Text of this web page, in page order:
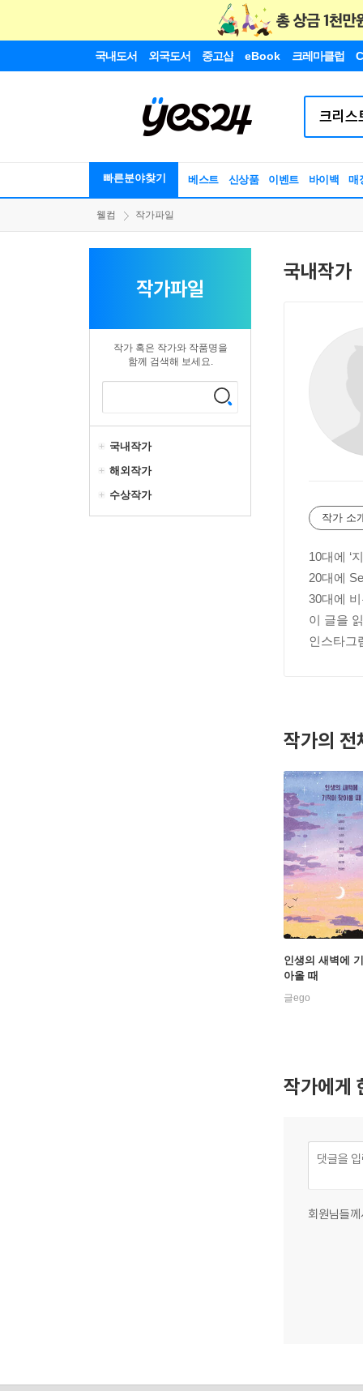
국내도서 외국도서 중고샵 eBook 크레마클럽
빠른분야찾기 베스트 신상품 이벤트 바이백 매
웰컴 작가파일
작가파일
작가 혹은 작가와 작품명을
함께 검색해 보세요.
국내작가
해외작가
수상작가
국내작가
작가 소
10대에 ‘
20대에
30대에
이 글을
인스타그
작가의 전
인생의 새벽에
아올 때
글ego
작가에게
회원님들